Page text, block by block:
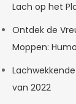
Lach op het
Ontdek de
Moppen:
van 2022